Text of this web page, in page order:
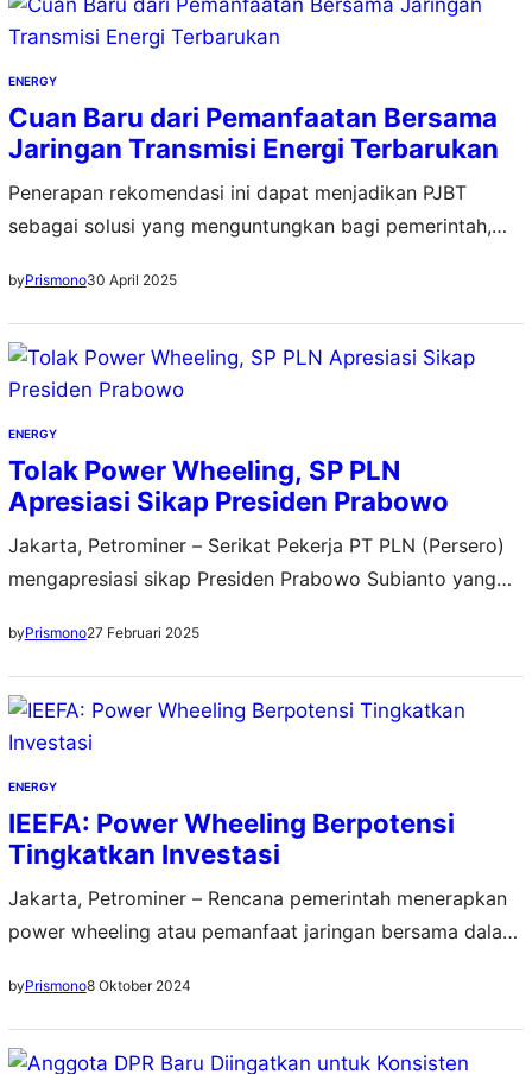
ENERGY
Cuan Baru dari Pemanfaatan Bersama
Jaringan Transmisi Energi Terbarukan
Penerapan rekomendasi ini dapat menjadikan PJBT
sebagai solusi yang menguntungkan bagi pemerintah,
byPrismono30 April 2025
ENERGY
Tolak Power Wheeling, SP PLN
Apresiasi Sikap Presiden Prabowo
Jakarta, Petrominer – Serikat Pekerja PT PLN (Persero)
mengapresiasi sikap Presiden Prabowo Subianto yang
Penolakan ini sebagai bukti kepedulian Pemerintah
terhadap keberlanjutan fungsi PLN sebagai penyedia
listrik bagi masyarakat. Sikap Presiden Prabowo terkait
skema power wheeling di sektor ketenagalistrikan
tersebut disampaikan Utusan Khusus Presiden Bidang
Iklim dan Energi, Hashim…
byPrismono27 Februari 2025
ENERGY
IEEFA: Power Wheeling Berpotensi
Tingkatkan Investasi
Jakarta, Petrominer – Rencana pemerintah menerapkan
power wheeling atau pemanfaat jaringan bersama dalam
Terbarukan (RUU EBET) berpotensi menaikkan minat
investor untuk menanamkan modal di Indonesia. Hal ini
menyusul semakin banyak perusahaan global yang
byPrismono8 Oktober 2024